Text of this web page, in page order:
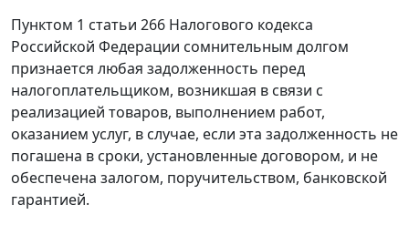
Пунктом 1 статьи 266 Налогового кодекса
Российской Федерации сомнительным долгом
признается любая задолженность перед
налогоплательщиком, возникшая в связи с
реализацией товаров, выполнением работ,
оказанием услуг, в случае, если эта задолженность не
погашена в сроки, установленные договором, и не
обеспечена залогом, поручительством, банковской
гарантией.